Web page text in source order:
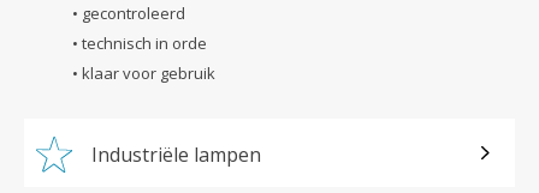
• gecontroleerd
• technisch in orde
• klaar voor gebruik
Industriële lampen